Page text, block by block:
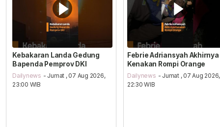
Kebakaran Landa Gedung
Bapenda Pemprov DKI
Dailynews - Jumat , 07 Aug 2026,
23:00 WIB
Febrie Adriansyah Akhirnya
Kenakan Rompi Orange
Dailynews - Jumat , 07 Aug 2026,
22:30 WIB